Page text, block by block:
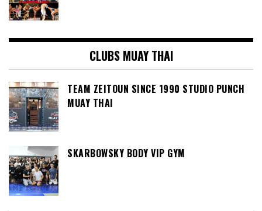
CLUBS MUAY THAI
TEAM ZEITOUN SINCE 1990 STUDIO PUNCH
MUAY THAI
SKARBOWSKY BODY VIP GYM